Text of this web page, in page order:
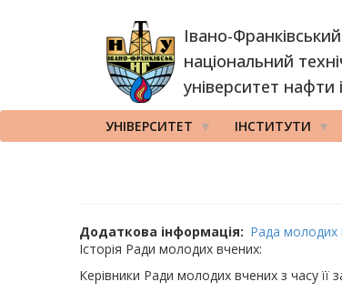
Івано-Франківський
національний
університет нафти
УНІВЕРСИТЕТ ІНСТИТУТИ
Додаткова інформація
Рада молодих
Історія Ради молодих вчених:
Керівники Ради молодих вчених з часу її